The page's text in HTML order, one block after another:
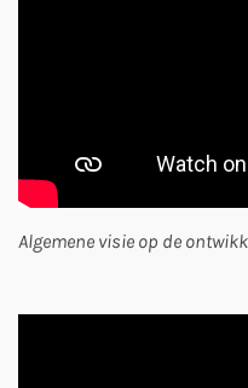
Algemene visie op de